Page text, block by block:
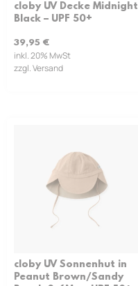
cloby UV Decke Midnight
Black – UPF 50+
39,95 €
inkl. 20% MwSt
zzgl. Versand
cloby UV Sonnenhut in
Peanut Brown/Sandy